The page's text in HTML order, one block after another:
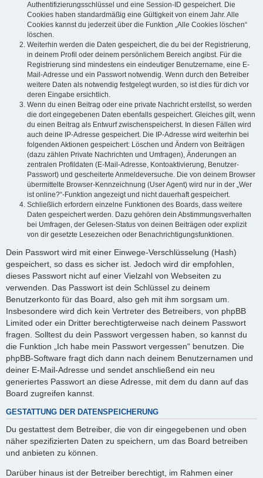
Authentifizierungsschlüssel und eine Session-ID gespeichert. Die
Cookies haben standardmäßig eine Gültigkeit von einem Jahr. Alle
Cookies kannst du jederzeit über die Funktion „Alle Cookies löschen“
löschen.
Weiterhin werden die Daten gespeichert, die du bei der Registrierung,
in deinem Profil oder deinem persönlichem Bereich angibst. Für die
Registrierung sind mindestens ein eindeutiger Benutzername, eine E-
Mail-Adresse und ein Passwort notwendig. Wenn durch den Betreiber
weitere Daten als notwendig festgelegt wurden, so ist dies für dich vor
deren Eingabe ersichtlich.
Wenn du einen Beitrag oder eine private Nachricht erstellst, so werden
die dort eingegebenen Daten ebenfalls gespeichert. Gleiches gilt, wenn
du einen Beitrag als Entwurf zwischenspeicherst. In diesen Fällen wird
auch deine IP-Adresse gespeichert. Die IP-Adresse wird weiterhin bei
folgenden Aktionen gespeichert: Löschen und Ändern von Beiträgen
(dazu zählen Private Nachrichten und Umfragen), Änderungen an
zentralen Profildaten (E-Mail-Adresse, Kontoaktivierung, Benutzer-
Passwort) und gescheiterte Anmeldeversuche. Die von deinem Browser
übermittelte Browser-Kennzeichnung (User Agent) wird nur in der „Wer
ist online?“-Funktion angezeigt und nicht dauerhaft gespeichert.
Schließlich erfordern einzelne Funktionen des Boards, dass weitere
Daten gespeichert werden. Dazu gehören dein Abstimmungsverhalten
bei Umfragen, der Gelesen-Status von deinen Beiträgen oder explizit
von dir gesetzte Lesezeichen oder Benachrichtigungsfunktionen.
Dein Passwort wird mit einer Einwege-Verschlüsselung (Hash)
gespeichert, so dass es sicher ist. Jedoch wird dir empfohlen,
dieses Passwort nicht auf einer Vielzahl von Webseiten zu
verwenden. Das Passwort ist dein Schlüssel zu deinem
Benutzerkonto für das Board, also geh mit ihm sorgsam um.
Insbesondere wird dich kein Vertreter des Betreibers, von phpBB
Limited oder ein Dritter berechtigterweise nach deinem Passwort
fragen. Solltest du dein Passwort vergessen haben, so kannst du
die Funktion „Ich habe mein Passwort vergessen“ benutzen. Die
phpBB-Software fragt dich dann nach deinem Benutzernamen und
deiner E-Mail-Adresse und sendet anschließend ein neu
generiertes Passwort an diese Adresse, mit dem du dann auf das
Board zugreifen kannst.
GESTATTUNG DER DATENSPEICHERUNG
Du gestattest dem Betreiber, die von dir eingegebenen und oben
näher spezifizierten Daten zu speichern, um das Board betreiben
und anbieten zu können.
Darüber hinaus ist der Betreiber berechtigt, im Rahmen einer